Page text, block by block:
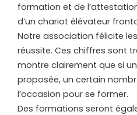
formation et de
d’un chariot élévateur
Notre association félicite
réussite. Ces chiffres sont
montre clairement que si
proposée, un certain
l’occasion pour se former.
Des formations seront